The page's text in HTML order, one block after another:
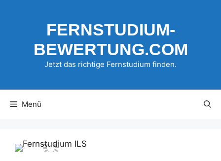
FERNSTUDIUM-
BEWERTUNG.COM
Jetzt das richtige Fernstudium finden.
Menü